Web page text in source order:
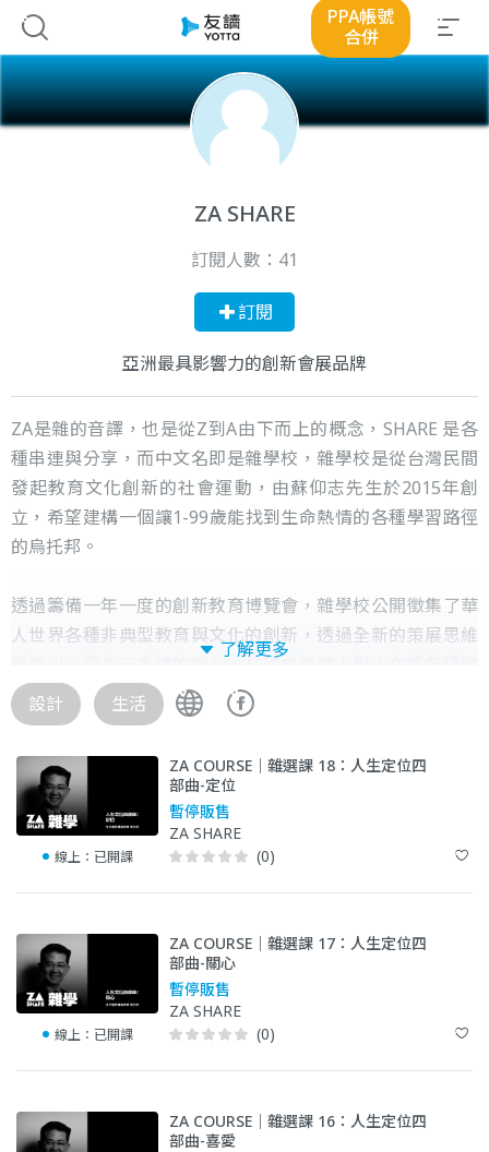
PPA帳號
合併
ZA SHARE
訂閱人數： 41
訂閱
亞洲最具影響力的創新會展品牌
ZA是雜的音譯，也是從Z到A由下而上的概念，SHARE 是各
種串連與分享，而中文名即是雜學校，雜學校是從台灣民間
發起教育文化創新的社會運動，由蘇仰志先生於2015年創
立，希望建構一個讓1-99歲能找到生命熱情的各種學習路徑
的烏托邦。
透過籌備一年一度的創新教育博覽會，雜學校公開徵集了華
人世界各種非典型教育與文化的創新，透過全新的策展思維
創造出一個多元多樣的舞台，打破框架讓人與人在這各種跨
域的串連與交流中共好，同時讓更多的探索與驚喜發生，促
使教育轉化為多樣生活型態的獨創展現，培養更多人才與機
會的可能。
持續建構起教育新創加速器，協助更多教育創新理念與新創
事業，往雜學笑創辦的初心一步一步邁進：「如果每一個人
都可以在熱情裡面做事，這個社會將會有多強大」！
了解更多
設計 生活
線上： 已開課
ZA COURSE｜雜選課 18：人生定位四
部曲-定位
暫停販售
ZA SHARE
(0)
線上： 已開課
ZA COURSE｜雜選課 17：人生定位四
部曲-關心
暫停販售
ZA SHARE
(0)
ZA COURSE｜雜選課 16：人生定位四
部曲-喜愛